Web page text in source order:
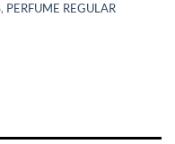
, PERFUME REGULAR